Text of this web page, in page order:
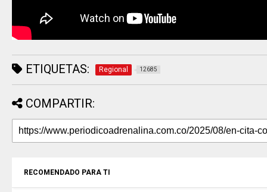
ETIQUETAS: Regional 12685
COMPARTIR:
RECOMENDADO PARA TI